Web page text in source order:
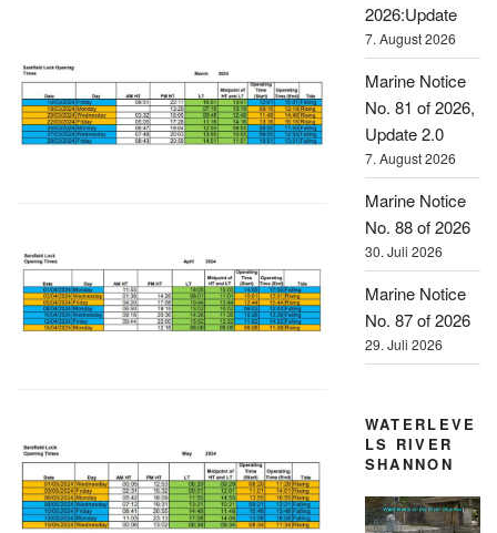
2026:Update
7. August 2026
Marine Notice
No. 81 of 2026,
Update 2.0
7. August 2026
Marine Notice
No. 88 of 2026
30. Juli 2026
Marine Notice
No. 87 of 2026
29. Juli 2026
WATERLEVE
LS RIVER
SHANNON